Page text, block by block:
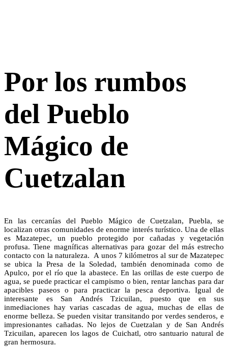
Por los rumbos
del Pueblo
Mágico de
Cuetzalan
En las cercanías del Pueblo Mágico de Cuetzalan, Puebla, se
localizan otras comunidades de enorme interés turístico. Una de ellas
es Mazatepec, un pueblo protegido por cañadas y vegetación
profusa. Tiene magníficas alternativas para gozar del más estrecho
contacto con la naturaleza. A unos 7 kilómetros al sur de Mazatepec
se ubica la Presa de la Soledad, también denominada como de
Apulco, por el río que la abastece. En las orillas de este cuerpo de
agua, se puede practicar el campismo o bien, rentar lanchas para dar
apacibles paseos o para practicar la pesca deportiva. Igual de
interesante es San Andrés Tzicuilan, puesto que en sus
inmediaciones hay varias cascadas de agua, muchas de ellas de
enorme belleza. Se pueden visitar transitando por verdes senderos, e
impresionantes cañadas. No lejos de Cuetzalan y de San Andrés
Tzicuilan, aparecen los lagos de Cuichatl, otro santuario natural de
gran hermosura.